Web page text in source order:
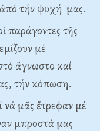
ἀπό τήν ψυχή μας.
παράγοντες τῆς
μέ
ἄγνωστο καί
τήν κόπωση.
νά μᾶς ἔτρεφαν μέ
μπροστά μας